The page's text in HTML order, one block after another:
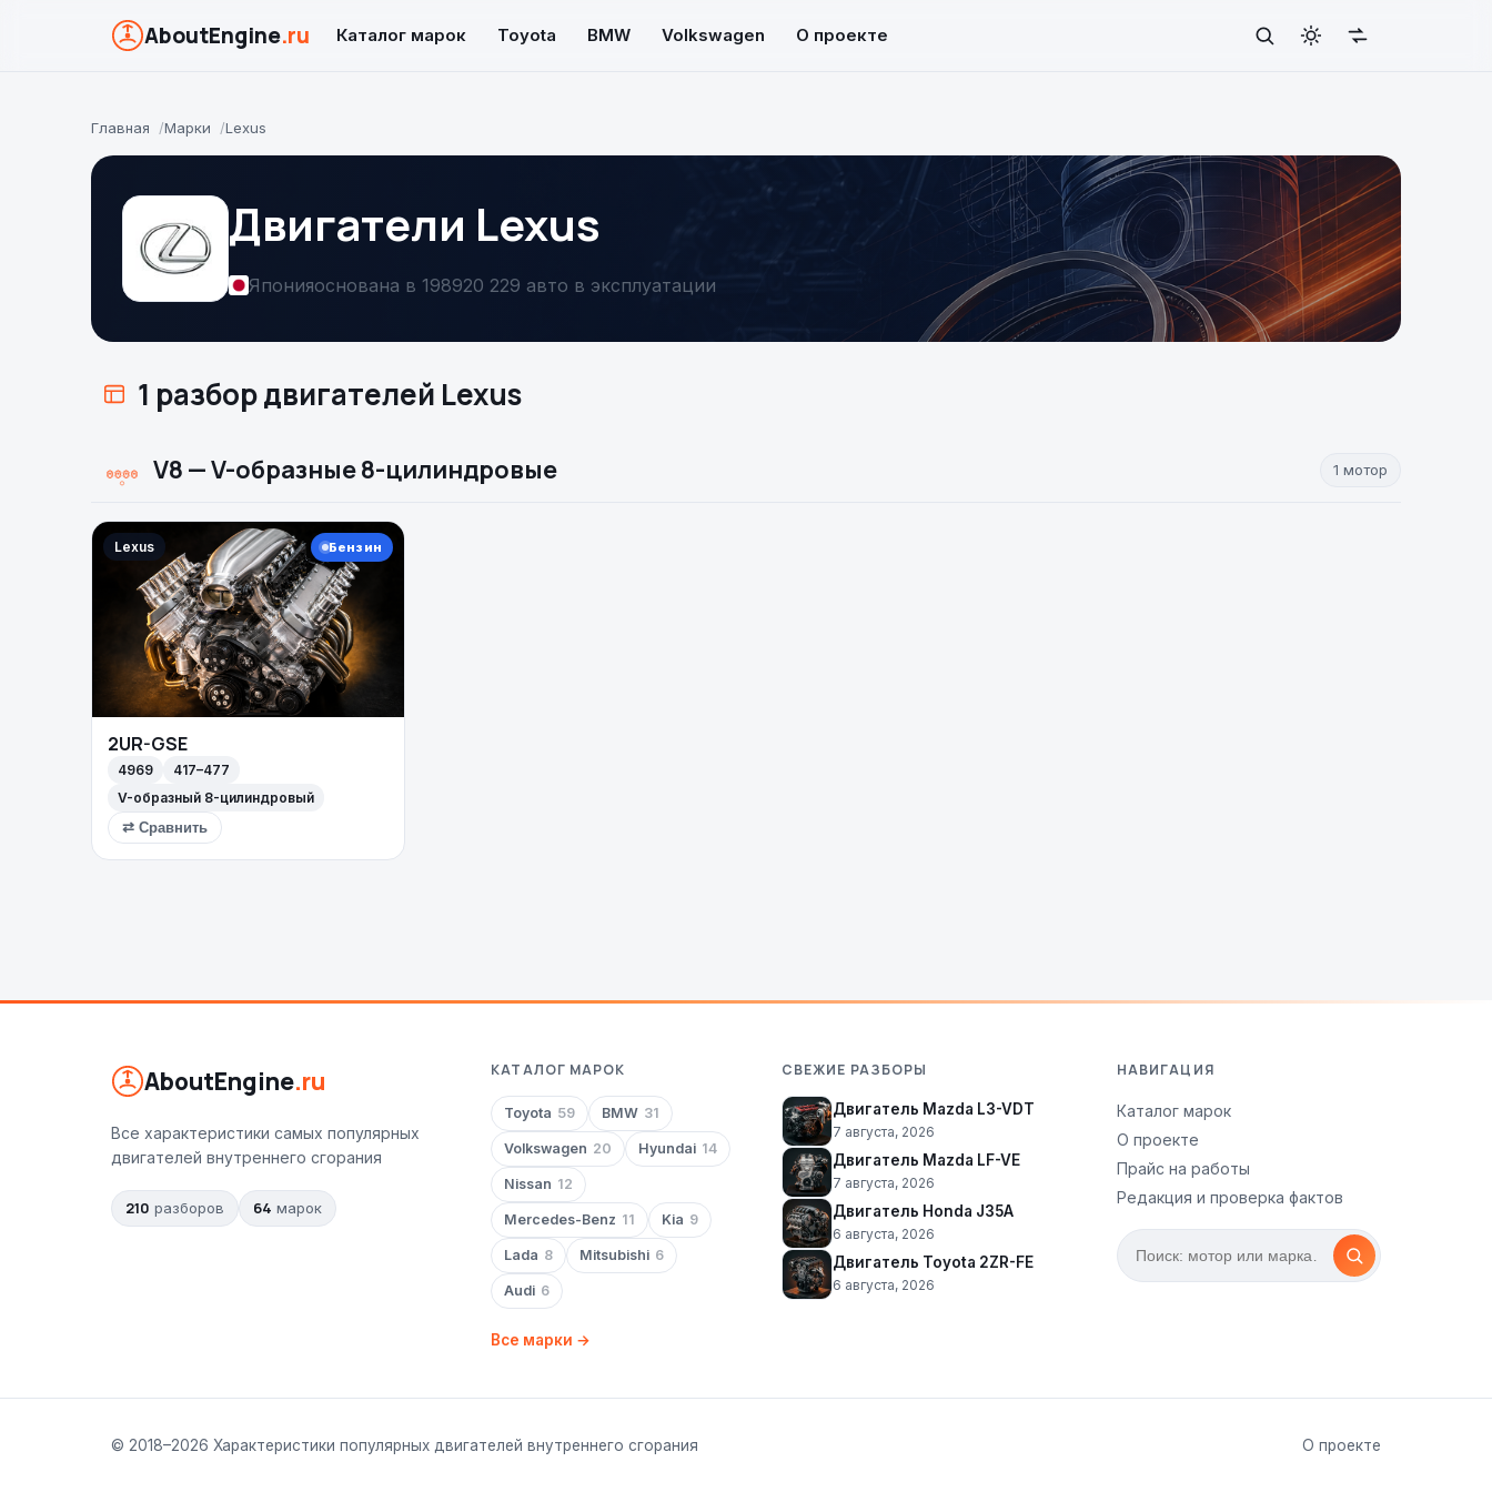
AboutEngine.ru Каталог марок Toyota BMW Volkswagen О проекте
Главная Марки Lexus
Двигатели Lexus
Японияоснована в 198920 229 авто в эксплуатации
1 разбор двигателей Lexus
V8 — V-образные 8-цилиндровые 1 мотор
Lexus Бензин
2UR-GSE
4969
417–477
V-образный 8-цилиндровый
⇄ Сравнить
AboutEngine.ru
Все характеристики самых популярных
двигателей внутреннего сгорания
210 разборов 64 марок
КАТАЛОГ МАРОК
Toyota 59 BMW 31
Volkswagen 20 Hyundai 14
Nissan 12
Mercedes-Benz 11 Kia 9
Lada 8 Mitsubishi 6
Audi 6
Все марки →
СВЕЖИЕ РАЗБОРЫ
Двигатель Mazda L3-VDT
7 августа, 2026
Двигатель Mazda LF-VE
7 августа, 2026
Двигатель Honda J35A
6 августа, 2026
Двигатель Toyota 2ZR-FE
6 августа, 2026
НАВИГАЦИЯ
Каталог марок
О проекте
Прайс на работы
Редакция и проверка фактов
© 2018–2026 Характеристики популярных двигателей внутреннего сгорания О проекте